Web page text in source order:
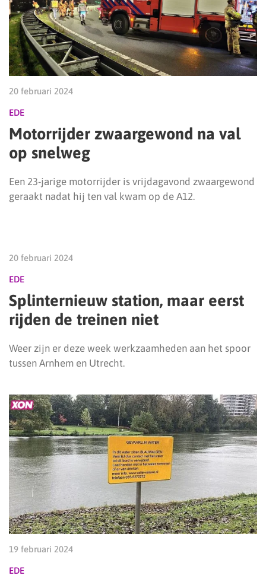
20 februari 2024
EDE
Motorrijder zwaargewond na val
op snelweg
Een 23-jarige motorrijder is vrijdagavond zwaargewond
geraakt nadat hij ten val kwam op de A12.
20 februari 2024
EDE
Splinternieuw station, maar eerst
rijden de treinen niet
Weer zijn er deze week werkzaamheden aan het spoor
tussen Arnhem en Utrecht.
19 februari 2024
EDE